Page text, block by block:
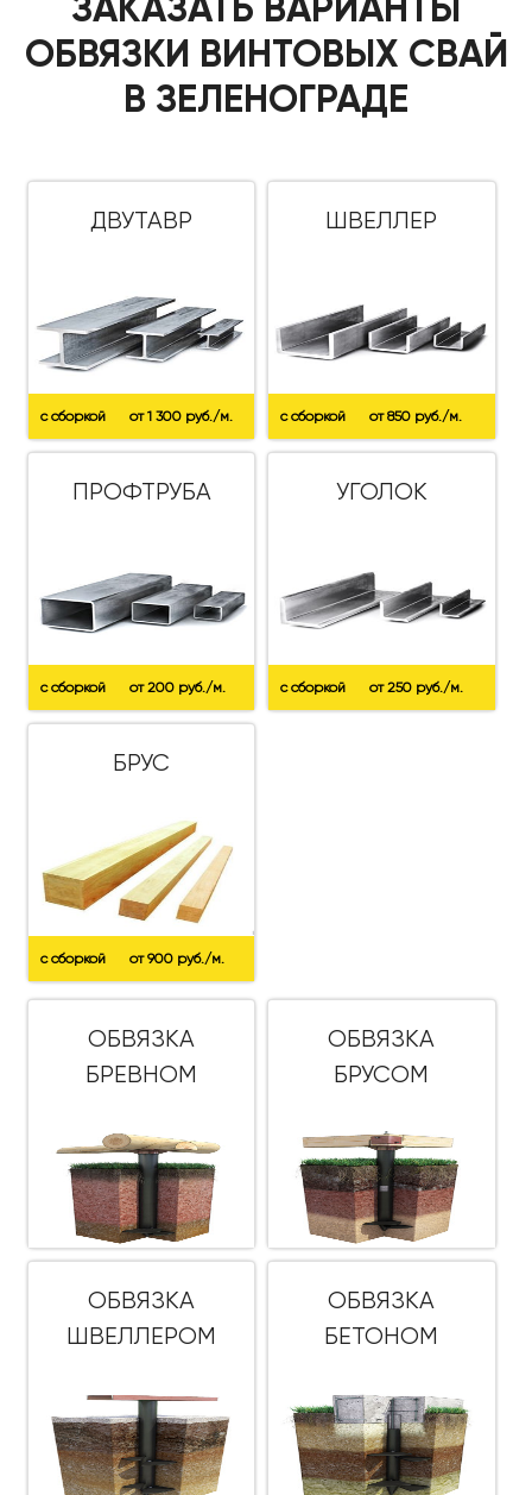
ОБВЯЗКИ ВИНТОВЫХ СВАЙ
В ЗЕЛЕНОГРАДЕ
ДВУТАВР
с сборкой от 1 300 руб./м.
ШВЕЛЛЕР
с сборкой от 850 руб./м.
ПРОФТРУБА
с сборкой от 200 руб./м.
УГОЛОК
с сборкой от 250 руб./м.
БРУС
с сборкой от 900 руб./м.
ОБВЯЗКА
БРЕВНОМ
ОБВЯЗКА
БРУСОМ
ОБВЯЗКА
ШВЕЛЛЕРОМ
ОБВЯЗКА
БЕТОНОМ